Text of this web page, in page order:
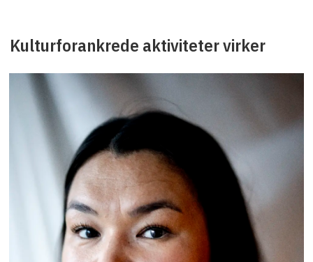
Kulturforankrede aktiviteter virker